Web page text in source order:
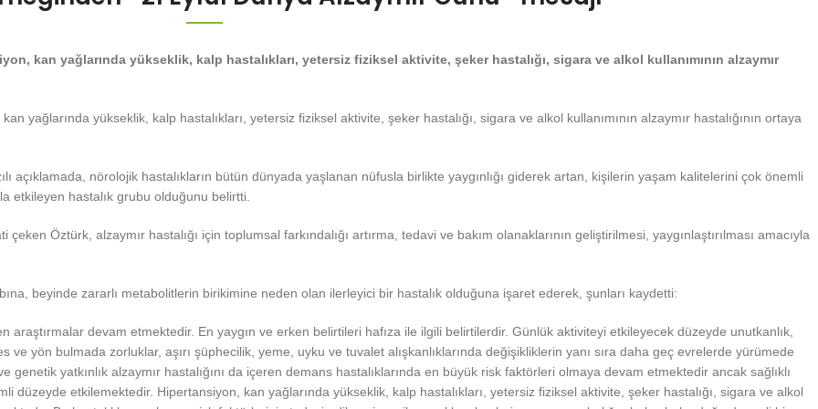
kan yağlarında yükseklik, kalp hastalıkları, yetersiz fiziksel aktivite, şeker hastalığı, sigara ve alkol kullanımının alzaymır
yağlarında yükseklik, kalp hastalıkları, yetersiz fiziksel aktivite, şeker hastalığı, sigara ve alkol kullanımının alzaymır hastalığının ortaya
açıklamada, nörolojik hastalıkların bütün dünyada yaşlanan nüfusla birlikte yaygınlığı giderek artan, kişilerin yaşam kalitelerini çok önemli
etkileyen hastalık grubu olduğunu belirtti.
Öztürk, alzaymır hastalığı için toplumsal farkındalığı artırma, tedavi ve bakım olanaklarının geliştirilmesi, yaygınlaştırılması amacıyla
beyinde zararlı metabolitlerin birikimine neden olan ilerleyici bir hastalık olduğuna işaret ederek, şunları kaydetti:
araştırmalar devam etmektedir. En yaygın ve erken belirtileri hafıza ile ilgili belirtilerdir. Günlük aktiviteyi etkileyecek düzeyde unutkanlık,
yön bulmada zorluklar, aşırı şüphecilik, yeme, uyku ve tuvalet alışkanlıklarında değişikliklerin yanı sıra daha geç evrelerde yürümede
genetik yatkınlık alzaymır hastalığını da içeren demans hastalıklarında en büyük risk faktörleri olmaya devam etmektedir ancak sağlıklı
düzeyde etkilemektedir. Hipertansiyon, kan yağlarında yükseklik, kalp hastalıkları, yetersiz fiziksel aktivite, şeker hastalığı, sigara ve alkol